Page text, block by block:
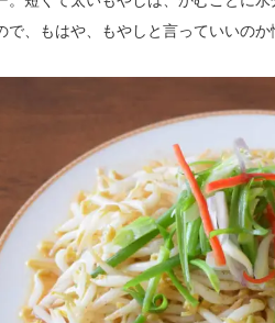
で、もはや、もやしと言っていいのか